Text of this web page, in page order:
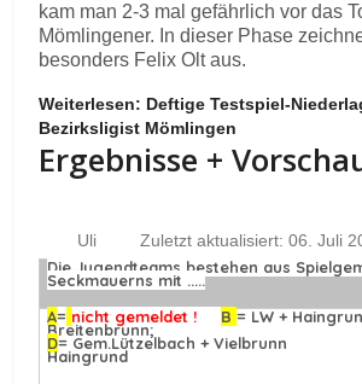
kam man 2-3 mal gefährlich vor das
Mömlingener. In dieser Phase
besonders Felix Olt aus.
Weiterlesen: Deftige Testspiel-
Bezirksligist Mömlingen
Ergebnisse +
Uli
Zuletzt aktualisiert: 06. Juli
Die Jugendteams bestehen aus
Seckmauerns mit .....
A= nicht gemeldet ! B = LW +
Breitenbrunn;
D= Gem.Lützelbach +
Haingrund